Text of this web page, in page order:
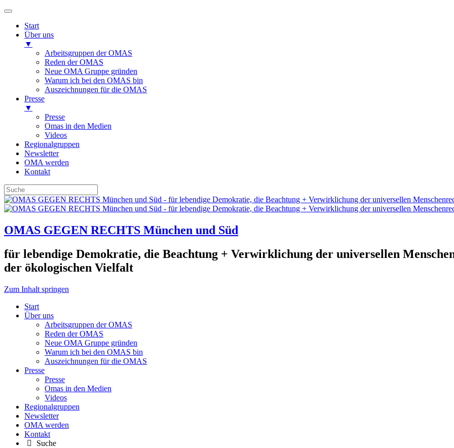
Start
Über uns
▼
Arbeitsgruppen der OMAS
Reden der OMAS
Neue OMA Gruppe gründen
Warum ich bei den OMAS bin
Auszeichnungen für die OMAS
Presse
▼
Presse
Omas in den Medien
Videos
Regionalgruppen
Newsletter
OMA werden
Kontakt
OMAS GEGEN RECHTS München und Süd
für lebendige Demokratie, die Beachtung + Verwirklichung der universellen
der ökologischen Vielfalt
Zum Inhalt springen
Start
Über uns
Arbeitsgruppen der OMAS
Reden der OMAS
Neue OMA Gruppe gründen
Warum ich bei den OMAS bin
Auszeichnungen für die OMAS
Presse
Presse
Omas in den Medien
Videos
Regionalgruppen
Newsletter
OMA werden
Kontakt
Suche